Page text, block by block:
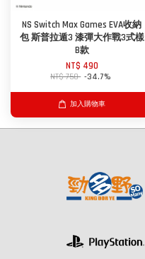
NS Switch Max Games EVA收納
包 斯普拉遁3 漆彈大作戰3式樣
B款
NT$ 490
NT$ 750 -34.7%
加入購物車